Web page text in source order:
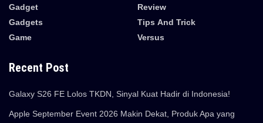
Gadget
Gadgets
Game
Review
Tips And Trick
Versus
Recent Post
Galaxy S26 FE Lolos TKDN, Sinyal Kuat Hadir di Indonesia!
Apple September Event 2026 Makin Dekat, Produk Apa yang